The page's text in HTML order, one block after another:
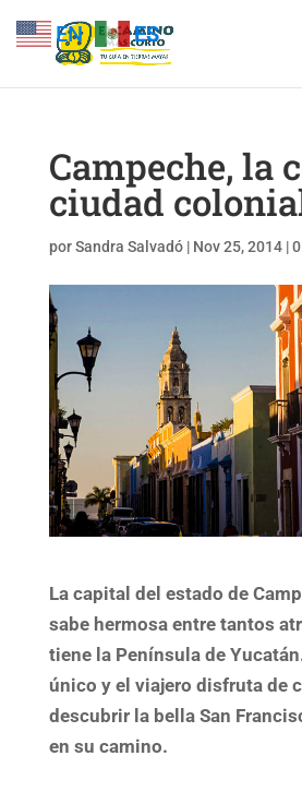
Campeche, la
ciudad
porSandra Salvadó| Nov 25, 2014|
La capital del estado de
sabe hermosa entre tantos
tiene la Península de
único y el viajero disfruta de
descubrir la bella San
en su camino.
EN ES